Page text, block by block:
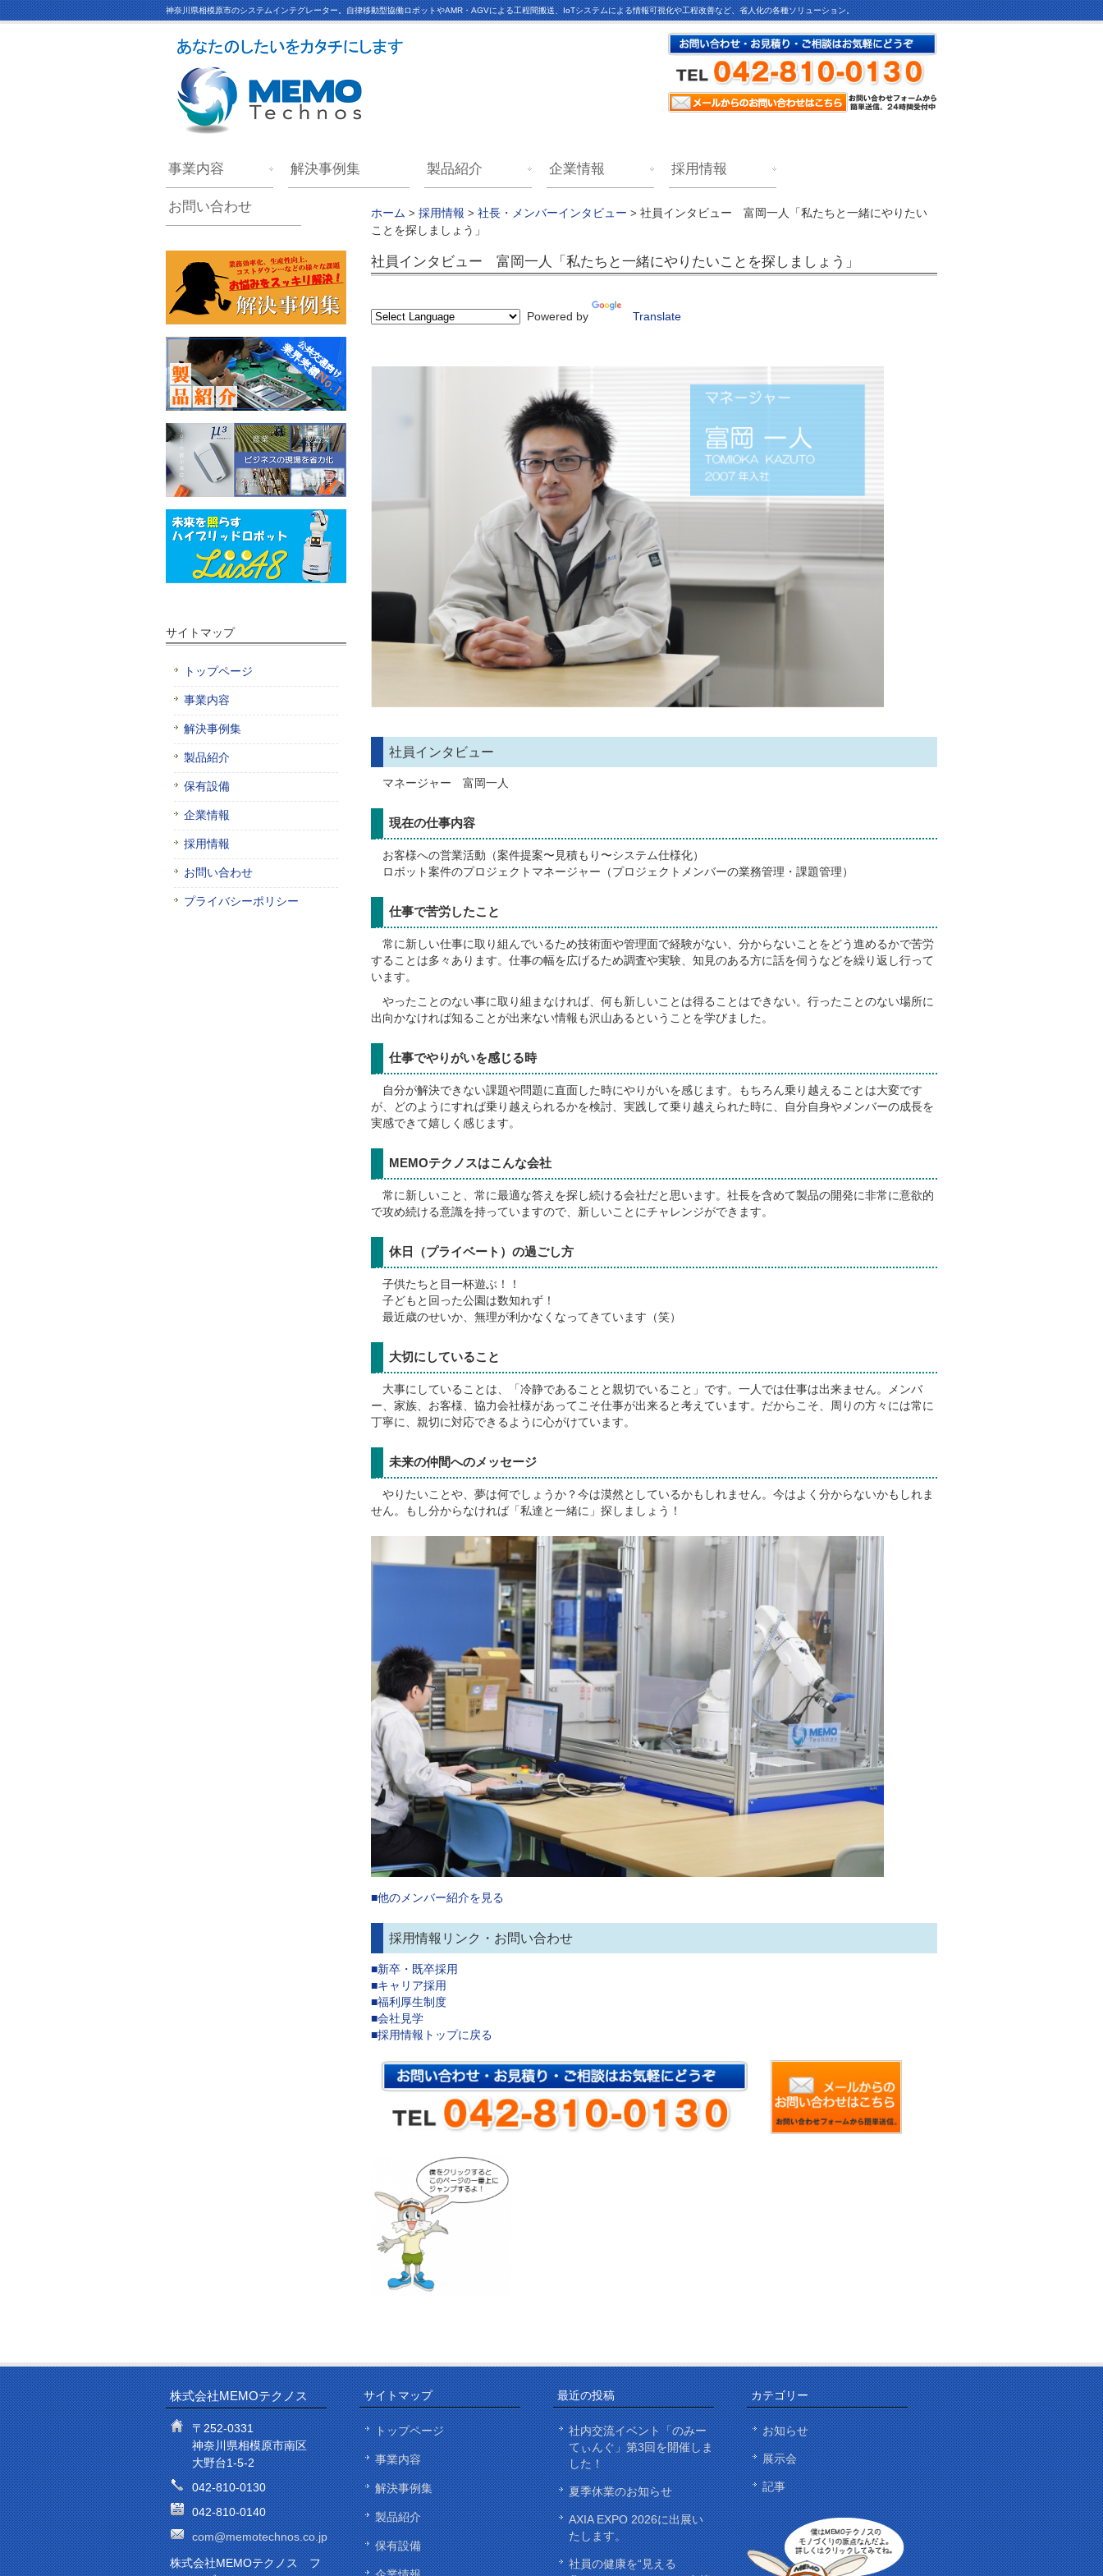
神奈川県相模原市のシステムインテグレーター。自律移動型協働ロボットやAMR・AGVによる工程間搬送、IoTシステムによる情報可視化や工程改善など、省人化の各種ソリューション。
事業内容 解決事例集 製品紹介 企業情報 採用情報
お問い合わせ ホーム > 採用情報 > 社長・メンバーインタビュー > 社員インタビュー 富岡一人「私たちと一緒にやりたい
ことを探しましょう」
社員インタビュー 富岡一人「私たちと一緒にやりたいことを探しましょう」
Powered by Translate
社員インタビュー
マネージャー 富岡一人
現在の仕事内容
お客様への営業活動（案件提案〜見積もり〜システム仕様化）
ロボット案件のプロジェクトマネージャー（プロジェクトメンバーの業務管理・課題管理）
仕事で苦労したこと
常に新しい仕事に取り組んでいるため技術面や管理面で経験がない、分からないことをどう進めるかで苦労
することは多々あります。仕事の幅を広げるため調査や実験、知見のある方に話を伺うなどを繰り返し行って
います。
やったことのない事に取り組まなければ、何も新しいことは得ることはできない。行ったことのない場所に
出向かなければ知ることが出来ない情報も沢山あるということを学びました。
仕事でやりがいを感じる時
自分が解決できない課題や問題に直面した時にやりがいを感じます。もちろん乗り越えることは大変です
が、どのようにすれば乗り越えられるかを検討、実践して乗り越えられた時に、自分自身やメンバーの成長を
実感できて嬉しく感じます。
MEMOテクノスはこんな会社
常に新しいこと、常に最適な答えを探し続ける会社だと思います。社長を含めて製品の開発に非常に意欲的
で攻め続ける意識を持っていますので、新しいことにチャレンジができます。
休日（プライベート）の過ごし方
子供たちと目一杯遊ぶ！！
子どもと回った公園は数知れず！
最近歳のせいか、無理が利かなくなってきています（笑）
大切にしていること
大事にしていることは、「冷静であることと親切でいること」です。一人では仕事は出来ません。メンバ
ー、家族、お客様、協力会社様があってこそ仕事が出来ると考えています。だからこそ、周りの方々には常に
丁寧に、親切に対応できるように心がけています。
未来の仲間へのメッセージ
やりたいことや、夢は何でしょうか？今は漠然としているかもしれません。今はよく分からないかもしれま
せん。もし分からなければ「私達と一緒に」探しましょう！
■他のメンバー紹介を見る
採用情報リンク・お問い合わせ
■新卒・既卒採用
■キャリア採用
■福利厚生制度
■会社見学
■採用情報トップに戻る
サイトマップ
トップページ
事業内容
解決事例集
製品紹介
保有設備
企業情報
採用情報
お問い合わせ
プライバシーポリシー
株式会社MEMOテクノス
〒252-0331
神奈川県相模原市南区
大野台1-5-2
042-810-0130
042-810-0140
com@memotechnos.co.jp
株式会社MEMOテクノス フ
サイトマップ
トップページ
事業内容
解決事例集
製品紹介
保有設備
最近の投稿
社内交流イベント「のみー
てぃんぐ」第3回を開催しま
した！
夏季休業のお知らせ
AXIA EXPO 2026に出展い
たします。
社員の健康を“見える
カテゴリー
お知らせ
展示会
記事